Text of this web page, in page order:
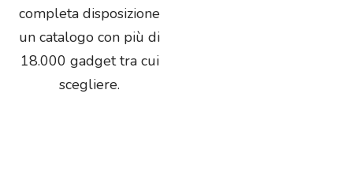
completa disposizione
un catalogo con più di
18.000 gadget tra cui
scegliere.